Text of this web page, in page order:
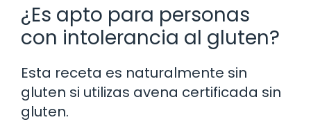
¿Es apto para personas
con intolerancia al gluten?
Esta receta es naturalmente sin
gluten si utilizas avena certificada sin
gluten.